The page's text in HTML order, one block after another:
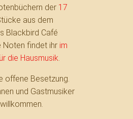
der 17
aus dem
Blackbird Café
Noten findet ihr im
die Hausmusik.
offene Besetzung.
und Gastmusiker